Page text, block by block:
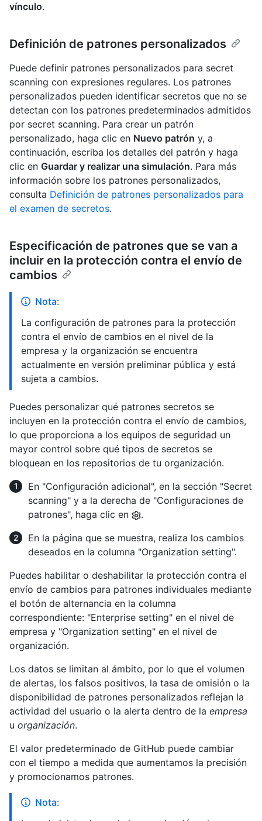
vínculo.
Definición de patrones personalizados
Puede definir patrones personalizados para secret
scanning con expresiones regulares. Los patrones
personalizados pueden identificar secretos que no se
detectan con los patrones predeterminados admitidos
por secret scanning. Para crear un patrón
personalizado, haga clic en Nuevo patrón y, a
continuación, escriba los detalles del patrón y haga
clic en Guardar y realizar una simulación. Para más
información sobre los patrones personalizados,
consulta Definición de patrones personalizados para
el examen de secretos.
Especificación de patrones que se van a
incluir en la protección contra el envío de
cambios
Nota:
La configuración de patrones para la protección
contra el envío de cambios en el nivel de la
empresa y la organización se encuentra
actualmente en versión preliminar pública y está
sujeta a cambios.
Puedes personalizar qué patrones secretos se
incluyen en la protección contra el envío de cambios,
lo que proporciona a los equipos de seguridad un
mayor control sobre qué tipos de secretos se
bloquean en los repositorios de tu organización.
En "Configuración adicional", en la sección "Secret
scanning" y a la derecha de "Configuraciones de
patrones", haga clic en
.
En la página que se muestra, realiza los cambios
deseados en la columna "Organization setting".
Puedes habilitar o deshabilitar la protección contra el
envío de cambios para patrones individuales mediante
el botón de alternancia en la columna
correspondiente: "Enterprise setting" en el nivel de
empresa y "Organization setting" en el nivel de
organización.
Los datos se limitan al ámbito, por lo que el volumen
de alertas, los falsos positivos, la tasa de omisión o la
disponibilidad de patrones personalizados reflejan la
actividad del usuario o la alerta dentro de la empresa
u organización.
El valor predeterminado de GitHub puede cambiar
con el tiempo a medida que aumentamos la precisión
y promocionamos patrones.
Nota: